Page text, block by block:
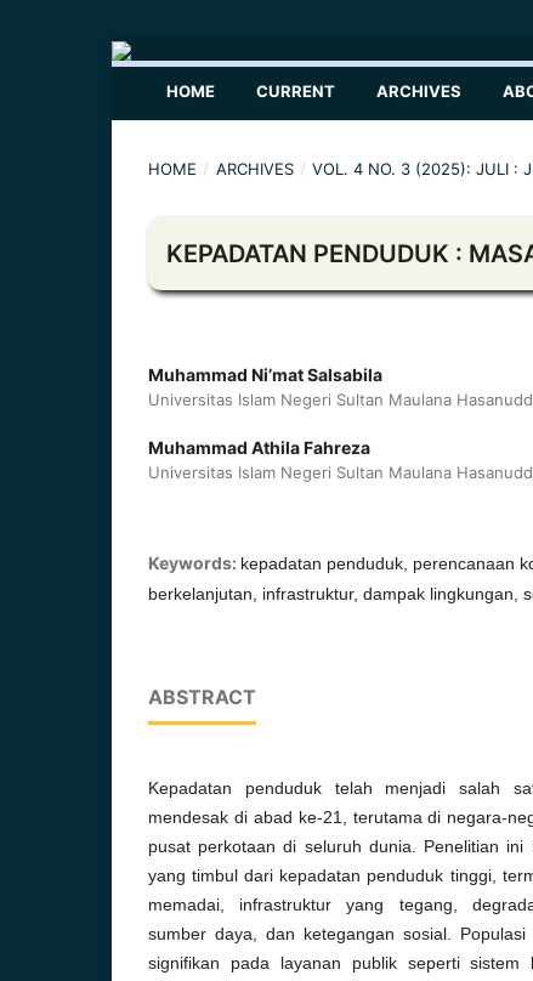
HOME CURRENT ARCHIVES
HOME / ARCHIVES / VOL. 4 NO. 3 (2025): JULI :
KEPADATAN PENDUDUK :
Muhammad Ni’mat Salsabila
Universitas Islam Negeri Sultan Maulana
Muhammad Athila Fahreza
Universitas Islam Negeri Sultan Maulana
Keywords: kepadatan penduduk, perencanaan
berkelanjutan, infrastruktur, dampak lingkungan,
ABSTRACT
Kepadatan penduduk telah menjadi salah
mendesak di abad ke-21, terutama di negara-
pusat perkotaan di seluruh dunia. Penelitian ini
yang timbul dari kepadatan penduduk tinggi,
memadai, infrastruktur yang tegang,
sumber daya, dan ketegangan sosial.
signifikan pada layanan publik seperti sistem